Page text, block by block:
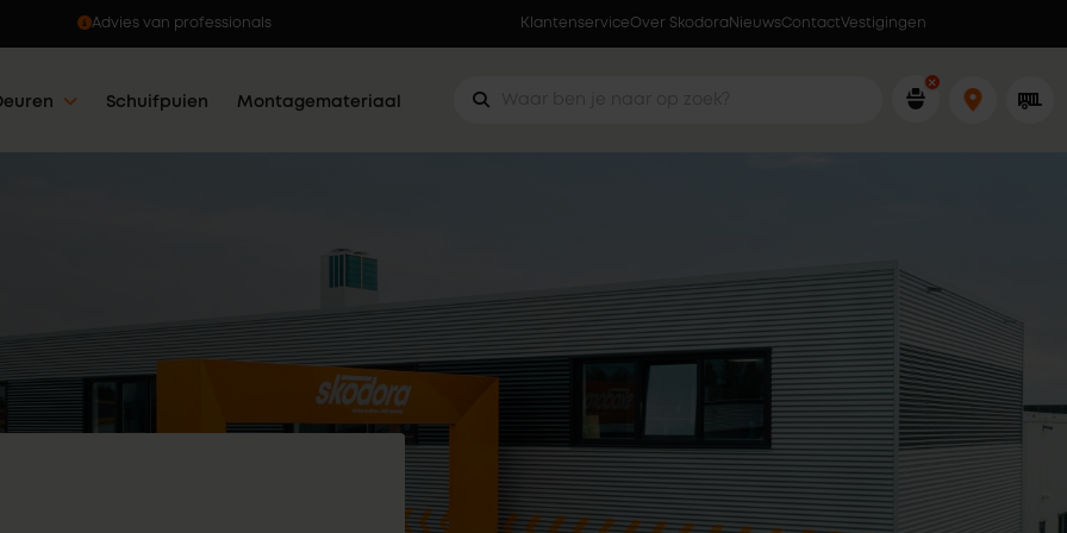
Ophalen wanneer jou dat uitkomt Lokaal geproduceerd in eigen fabriek
KlantenserviceOver Skodora NieuwsContactVestigingen
Schuifpuien Montagemateriaal